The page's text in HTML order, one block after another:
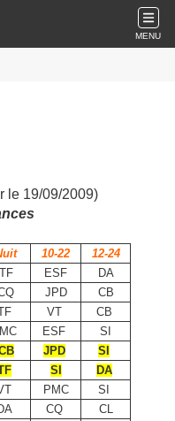
MENU
le 19/09/2009)
10-22
12-24
TF ESF
DA
JPD
CB
VT
CB
ESF
SI
JPD
SI
SI
DA
PMC
SI
CQ
CL